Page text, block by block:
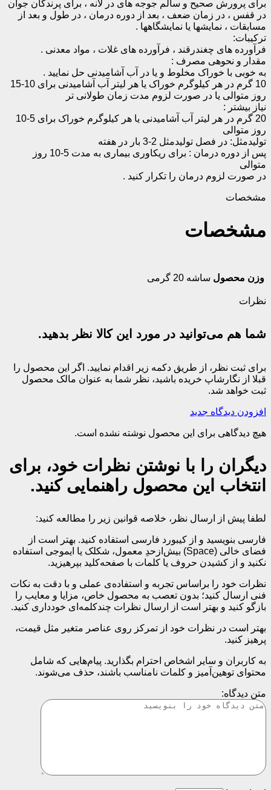
برای پرورش صحیح و سالم جوجه های در لانه ، برای پرندگان جوان
در قفس ، در زمان ضعف ، بعد از دوره درمان ، در طول و بعد از
مسابقات ، نمایشها یا نمایشگاهها .
ترکیبات:
فرآورده های چغندرقند ، فرآورده های غلات ، مواد معدنی .
مقدار و نحوهی مصرف :
به خوبی با خوراک مخلوط و یا در آب آشامیدنی حل نمایید .
10 گرم در هر کیلوگرم خوراک یا هر لیتر آب آشامیدنی برای 10-15
روز متوالی یا در صورت لزوم مدت زمان طولانی تر
نیاز بیشتر :
20 گرم در هر لیتر آب آشامیدنی یا هر کیلوگرم خوراک برای 5-10
روز متوالی
تولیدمثل: در فصل تولیدمثل 2-3 بار در هفته
پس از دوره درمان : برای ریکاوری بیماری به مدت 5-10 روز
متوالی
در صورت لزوم درمان را تکرار کنید .
مشخصات
مشخصات
وزن محصول ساشه 20 گرمی
نظرات
شما هم می‌توانید در مورد این کالا نظر بدهید.
برای ثبت نظر، از طریق دکمه زیر اقدام نمایید. اگر این محصول را
قبلا از نگارشاپ خریده باشید، نظر شما به عنوان مالک محصول
ثبت خواهد شد.
افزودن دیدگاه جدید
هیچ دیدگاهی برای این محصول نوشته نشده است.
دیگران را با نوشتن نظرات خود، برای
انتخاب این محصول راهنمایی کنید.
لطفا پیش از ارسال نظر، خلاصه قوانین زیر را مطالعه کنید:
فارسی بنویسید و از کیبورد فارسی استفاده کنید. بهتر است از
فضای خالی (Space) بیش‌از‌حدِ معمول، شکلک یا ایموجی استفاده
نکنید و از کشیدن حروف یا کلمات با صفحه‌کلید بپرهیزید.
نظرات خود را براساس تجربه و استفاده‌ی عملی و با دقت به نکات
فنی ارسال کنید؛ بدون تعصب به محصول خاص، مزایا و معایب را
بازگو کنید و بهتر است از ارسال نظرات چندکلمه‌‌ای خودداری کنید.
بهتر است در نظرات خود از تمرکز روی عناصر متغیر مثل قیمت،
پرهیز کنید.
به کاربران و سایر اشخاص احترام بگذارید. پیام‌هایی که شامل
محتوای توهین‌آمیز و کلمات نامناسب باشند، حذف می‌شوند.
متن دیدگاه: